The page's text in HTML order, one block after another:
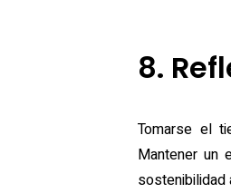
8.
Tomarse el
Mantener un
sostenibilidad